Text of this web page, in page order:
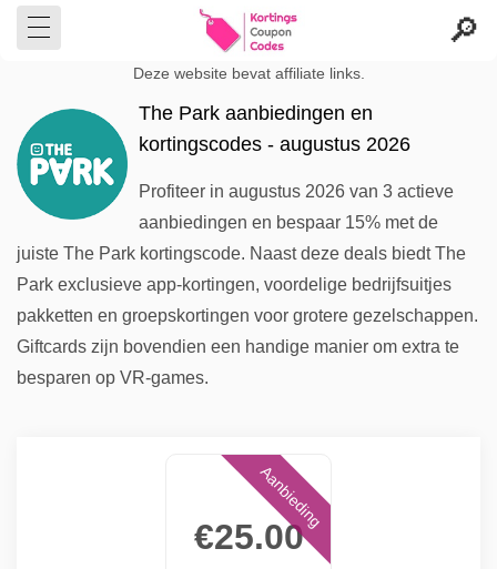
Deze website bevat affiliate links.
The Park aanbiedingen en
kortingscodes - augustus 2026
Profiteer in augustus 2026 van 3 actieve
aanbiedingen en bespaar 15% met de
juiste The Park kortingscode. Naast deze deals biedt The
Park exclusieve app-kortingen, voordelige bedrijfsuitjes
pakketten en groepskortingen voor grotere gezelschappen.
Giftcards zijn bovendien een handige manier om extra te
besparen op VR-games.
€25.00
Aanbieding